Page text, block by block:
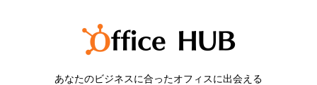
あなたのビジネスに合ったオフィスに出会える